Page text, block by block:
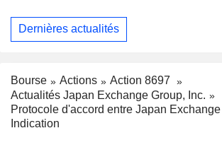
Dernières actualités
Bourse Actions
Action 8697
Actualités Japan Exchange Group, Inc.
Protocole d'accord entre Japan
Indication